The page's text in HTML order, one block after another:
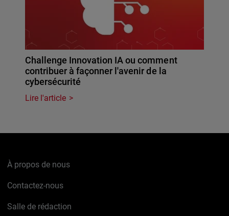
Challenge Innovation IA ou comment
contribuer à façonner l'avenir de la
cybersécurité
Lire l'article
À propos de nous
Contactez-nous
Salle de rédaction